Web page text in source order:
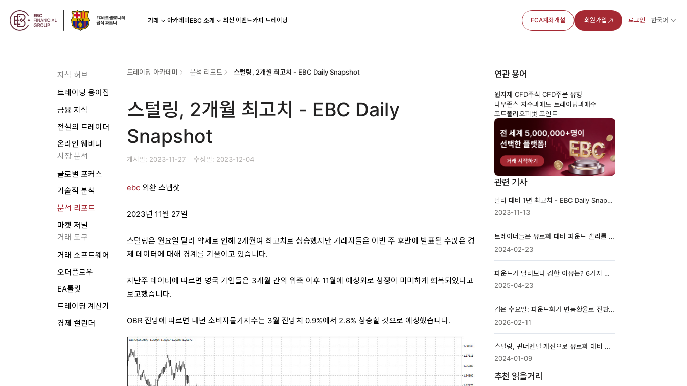
거래 아카데미 EBC 소개 최신 이벤트카피 트레이딩 FCA계좌개설 회원가입 로그인 한국어
지식 허브
트레이딩 용어집
금융 지식
전설의 트레이더
온라인 웨비나
시장 분석
글로벌 포커스
기술적 분석
분석 리포트
마켓 저널
거래 도구
거래 소프트웨어
오더플로우
EA툴킷
트레이딩 계산기
경제 캘린더
트레이딩 아카데미 분석 리포트 스털링, 2개월 최고치 - EBC Daily Snapshot
스털링, 2개월 최고치 - EBC Daily
Snapshot
게시일: 2023-11-27 수정일: 2023-12-04
ebc 외환 스냅샷
2023년 11월 27일
스털링은 월요일 달러 약세로 인해 2개월여 최고치로 상승했지만 거래자들은 이번 주 후반에 발표될 수많은 경
제 데이터에 대해 경계를 기울이고 있습니다.
지난주 데이터에 따르면 영국 기업들은 3개월 간의 위축 이후 11월에 예상외로 성장이 미미하게 회복되었다고
보고했습니다.
OBR 전망에 따르면 내년 소비자물가지수는 3월 전망치 0.9%에서 2.8% 상승할 것으로 예상했습니다.
연관 용어
원자재 CFD주식 CFD주문 유형
다우존스 지수과매도 트래이딩과매수
포트폴리오피벗 포인트
관련 기사
달러 대비 1년 최고치 - EBC Daily Snapshot
2023-11-13
트레이더들은 유로화 대비 파운드 랠리를 준비하고 있습니다.
2024-02-23
파운드가 달러보다 강한 이유는? 6가지 주요 이유
2025-04-23
검은 수요일: 파운드화가 변동환율로 전환된 날
2026-02-11
스털링, 펀더멘털 개선으로 유로화 대비 우위 확보
2024-01-09
추천 읽을거리